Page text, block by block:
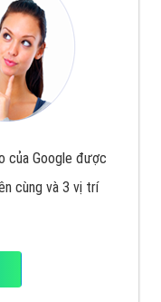
của Google được
cùng và 3 vị trí